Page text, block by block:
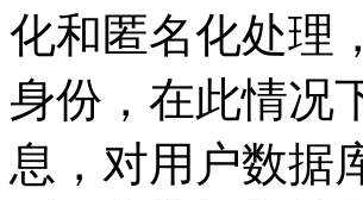
化和匿名化处理
身份，在此情况
息，对用户数据